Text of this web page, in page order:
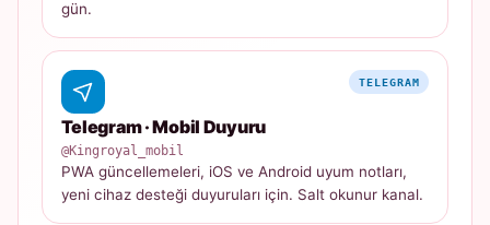
gün.
TELEGRAM
Telegram · Mobil Duyuru
@Kingroyal_mobil
PWA güncellemeleri, iOS ve Android uyum notları,
yeni cihaz desteği duyuruları için. Salt okunur kanal.